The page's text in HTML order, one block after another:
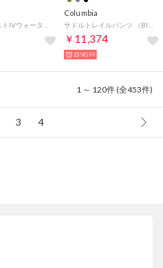
Columbia
￥11,374
23%OFF
1 ～ 120件 (全453件)
3 4